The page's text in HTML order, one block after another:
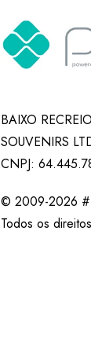
BAIXO
SOUVENIRS
CNPJ:
© 2009-2026 #
Todos os